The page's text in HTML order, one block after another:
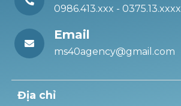
0986.413.xxx - 0375.13.xxxx
Email
ms40agency@gmail.com
Địa chỉ